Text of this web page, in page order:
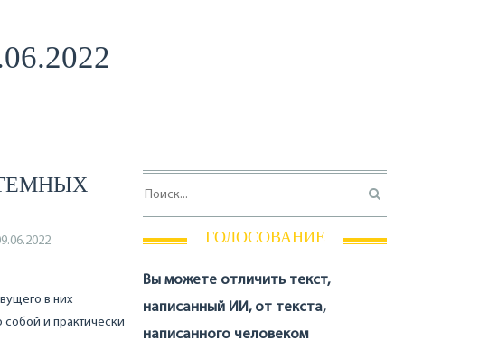
в них
собой и практически
ГОЛОСОВАНИЕ
Вы можете отличить текст,
написанный ИИ, от текста,
написанного человеком